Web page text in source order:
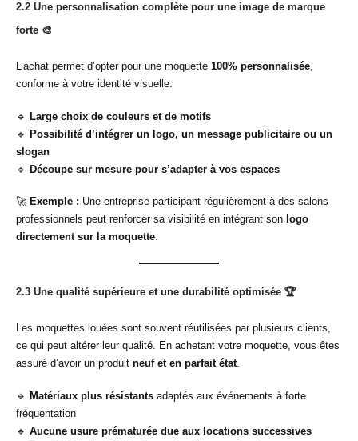
2.2 Une personnalisation complète pour une image de marque
forte 🎨
L’achat permet d’opter pour une moquette 100% personnalisée,
conforme à votre identité visuelle.
🔹 Large choix de couleurs et de motifs
🔹 Possibilité d’intégrer un logo, un message publicitaire ou un
slogan
🔹 Découpe sur mesure pour s’adapter à vos espaces
🚀 Exemple : Une entreprise participant régulièrement à des salons
professionnels peut renforcer sa visibilité en intégrant son logo
directement sur la moquette.
2.3 Une qualité supérieure et une durabilité optimisée 🏆
Les moquettes louées sont souvent réutilisées par plusieurs clients,
ce qui peut altérer leur qualité. En achetant votre moquette, vous êtes
assuré d’avoir un produit neuf et en parfait état.
🔹 Matériaux plus résistants adaptés aux événements à forte
fréquentation
🔹 Aucune usure prématurée due aux locations successives